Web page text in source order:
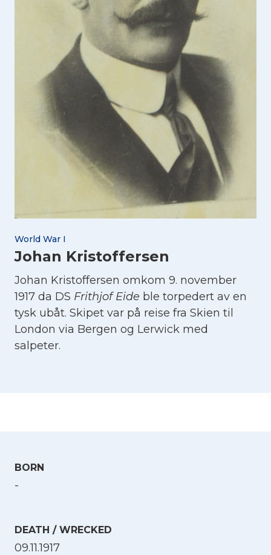
World War I
Johan Kristoffersen
Johan Kristoffersen omkom 9. november
1917 da DS Frithjof Eide ble torpedert av en
tysk ubåt. Skipet var på reise fra Skien til
London via Bergen og Lerwick med
salpeter.
BORN
-
DEATH / WRECKED
09.11.1917